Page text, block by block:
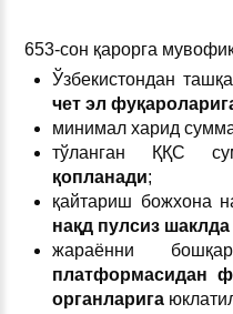
653-сон қарорга
Ўзбекистондан
чет эл
минимал харид
тўланган ҚҚС
қопланади;
қайтариш божхона
нақд пулсиз шаклда
жараённи
платформасидан
органларига